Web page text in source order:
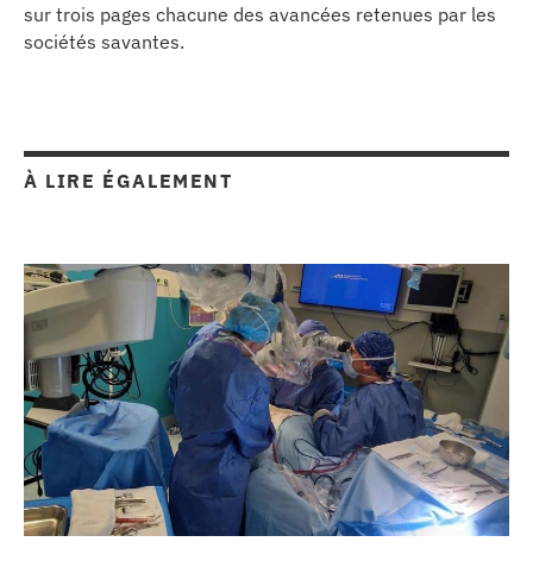
sur trois pages chacune des avancées retenues par les
sociétés savantes.
À LIRE ÉGALEMENT